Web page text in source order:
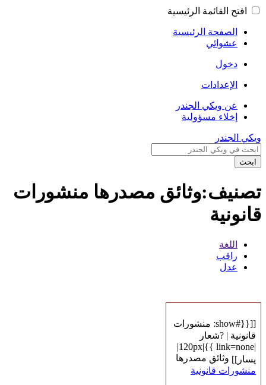
افتح القائمة الرئيسية
الصفحة الرئيسية
عشوائي
دخول
الإعدادات
عن ويكي الجندر
إخلاء مسؤولية
ويكي الجندر
ابحث
تصنيف:وثائق مصدرها منشورات
قانونية
اللغة
راقب
عدل
[[{{#show: منشورات
قانونية | ?شعار
|link=none }}|120px|
يسار]] وثائق مصدرها
منشورات قانونية